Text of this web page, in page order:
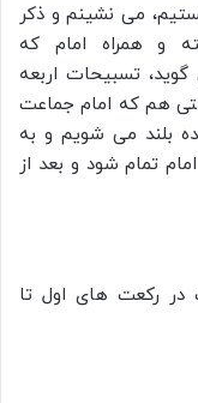
می نشینم و ذکر
و همراه امام که
تسبیحات اربعه
هم که امام جماعت
بلند می شویم و به
تمام شود و بعد از
در رکعت های اول تا